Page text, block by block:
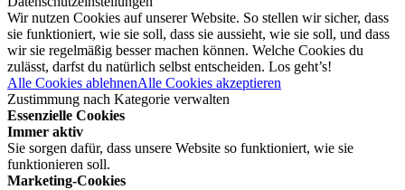
Wir nutzen Cookies auf unserer Website. So stellen wir sicher, dass
sie funktioniert, wie sie soll, dass sie aussieht, wie sie soll, und dass
wir sie regelmäßig besser machen können. Welche Cookies du
zulässt, darfst du natürlich selbst entscheiden. Los geht’s!
Alle Cookies ablehnenAlle Cookies akzeptieren
Zustimmung nach Kategorie verwalten
Essenzielle Cookies
Immer aktiv
Sie sorgen dafür, dass unsere Website so funktioniert, wie sie
funktionieren soll.
Marketing-Cookies